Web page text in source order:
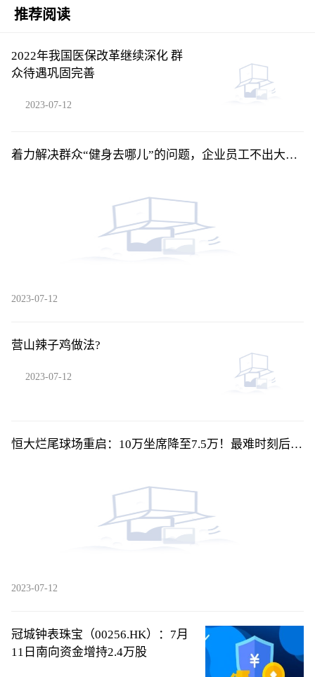
推荐阅读
2022年我国医保改革继续深化 群
众待遇巩固完善
2023-07-12
着力解决群众“健身去哪儿”的问题，企业员工不出大楼
2023-07-12
营山辣子鸡做法?
2023-07-12
恒大烂尾球场重启：10万坐席降至7.5万！最难时刻后不
2023-07-12
冠城钟表珠宝（00256.HK）：7月
11日南向资金增持2.4万股